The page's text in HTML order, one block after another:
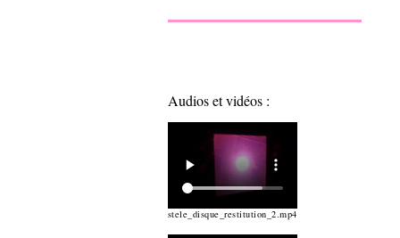
Audios et vidéos :
stele_disque_restitution_2.mp4